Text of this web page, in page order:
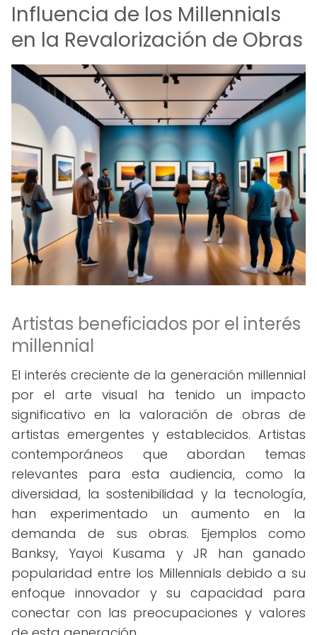
Influencia de los Millennials
en la Revalorización de Obras
Artistas beneficiados por el interés
millennial
El interés creciente de la generación millennial
por el arte visual ha tenido un impacto
significativo en la valoración de obras de
artistas emergentes y establecidos. Artistas
contemporáneos que abordan temas
relevantes para esta audiencia, como la
diversidad, la sostenibilidad y la tecnología,
han experimentado un aumento en la
demanda de sus obras. Ejemplos como
Banksy, Yayoi Kusama y JR han ganado
popularidad entre los Millennials debido a su
enfoque innovador y su capacidad para
conectar con las preocupaciones y valores